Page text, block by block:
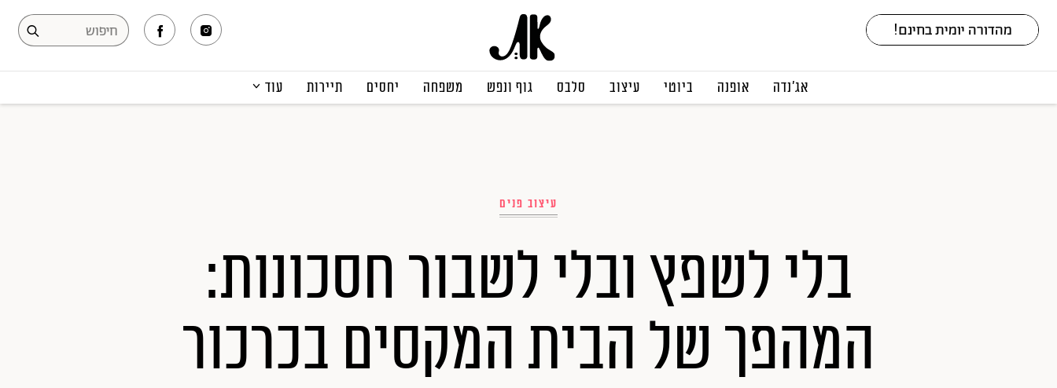
אג׳נדה אופנה ביוטי עיצוב סלבס גוף ונפש משפחה יחסים תיירות עוד
עיצוב פנים
בלי לשפץ ובלי לשבור חסכונות:
המהפך של הבית המקסים בכרכור